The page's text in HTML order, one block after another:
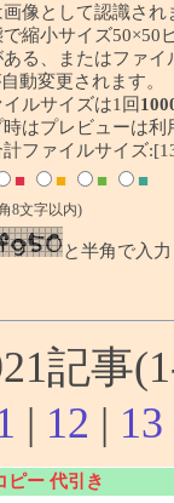
像として認識され
縮小サイズ50×50
る、またはファ
変更されます。
ルサイズは1回
はプレビューは利
ファイルサイズ
■ ■ ■
■
8文字以内)
と半角で入力
記
| 12 | 13
ピー 代引き